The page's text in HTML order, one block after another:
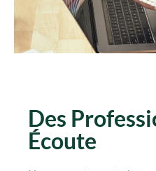
Des
Écoute